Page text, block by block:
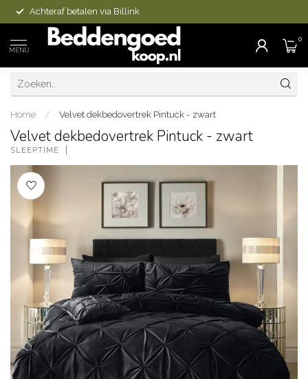
Achteraf betalen via Billink
MENU
0
Home / Velvet dekbedovertrek Pintuck - zwart
Velvet dekbedovertrek Pintuck - zwart
SLEEPTIME